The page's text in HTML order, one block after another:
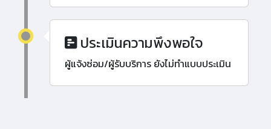
ประเมินความพึงพอใจ
ผู้แจ้งซ่อม/ผู้รับบริการ ยังไม่ทำแบบประเมิน